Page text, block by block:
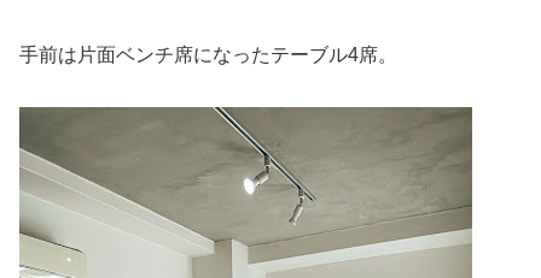
手前は片面ベンチ席になったテーブル4席。